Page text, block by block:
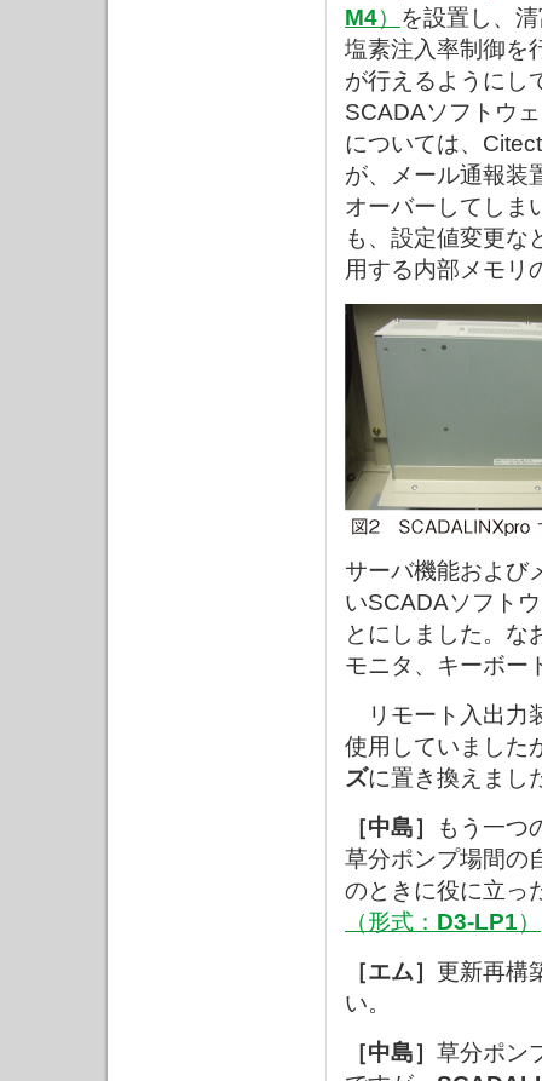
M4） を設置し、
塩素注入率制御を
が行えるようにし
SCADAソフトウ
については、
が、メール通報装
オーバーしてしま
も、設定値変更な
用する内部メモリ
サーバ機能および
いSCADAソフト
とにしました。な
モニタ、キーボー
リモート入出力
使用していました
ズに置き換えまし
［中島］
もう一つ
草分ポンプ場間の
のときに役に立っ
（形式： D3-LP1）
［エム］ 更新再構
い。
［中島］ 草分ポン